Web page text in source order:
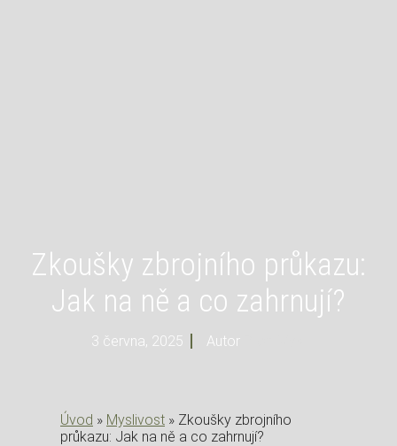
Zkoušky zbrojního průkazu:
Jak na ně a co zahrnují?
3 června, 2025 Autor
Úvod » Myslivost » Zkoušky zbrojního
průkazu: Jak na ně a co zahrnují?